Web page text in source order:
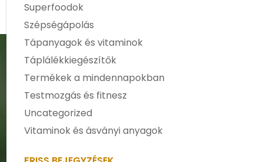
Superfoodok
Szépségápolás
Tápanyagok és vitaminok
Táplálékkiegészítők
Termékek a mindennapokban
Testmozgás és fitnesz
Uncategorized
Vitaminok és ásványi anyagok